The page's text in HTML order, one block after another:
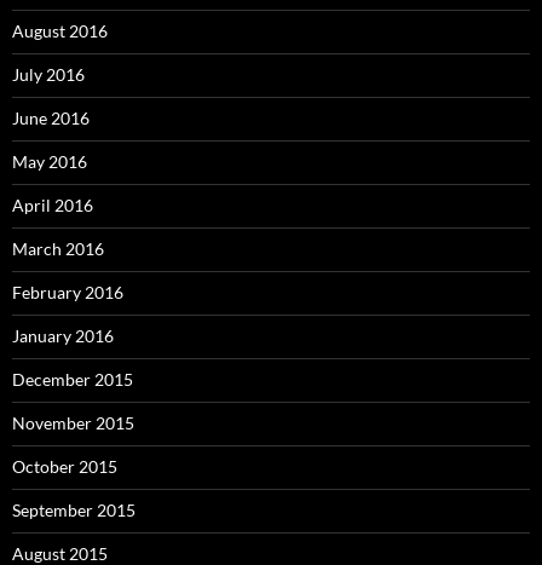
August 2016
July 2016
June 2016
May 2016
April 2016
March 2016
February 2016
January 2016
December 2015
November 2015
October 2015
September 2015
August 2015